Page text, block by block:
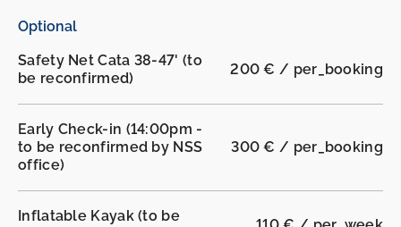
Optional
Safety Net Cata 38-47' (to
be reconfirmed)
200 € / per_booking
Early Check-in (14:00pm -
to be reconfirmed by NSS
office)
300 € / per_booking
Inflatable Kayak (to be